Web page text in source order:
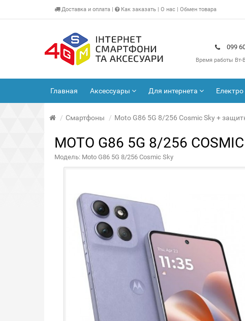
Доставка и оплата | Как заказать | О нас | Обмен товара
099
Время работы Вт-
Главная Аксессуары Для интернета Електро
Смартфоны Moto G86 5G 8/256 Cosmic Sky +
MOTO G86 5G 8/256
Модель: Moto G86 5G 8/256 Cosmic Sky